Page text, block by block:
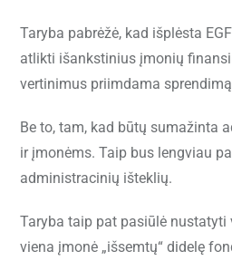
Taryba pabrėžė, kad išplėsta
atlikti išankstinius įmonių
vertinimus priimdama
Be to, tam, kad būtų sumažinta
ir įmonėms. Taip bus lengviau
administracinių išteklių.
Taryba taip pat pasiūlė
viena įmonė „išsemtų“ didelę